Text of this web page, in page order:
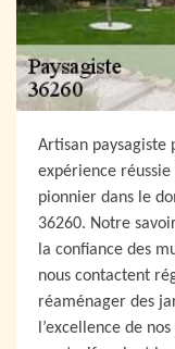
Artisan paysagiste
expérience
pionnier dans le
36260. Notre
la confiance des
nous contactent
réaménager des
l’excellence de